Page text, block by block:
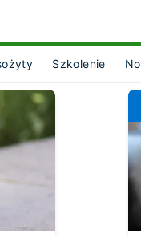
for [object Object]
Szkolenie